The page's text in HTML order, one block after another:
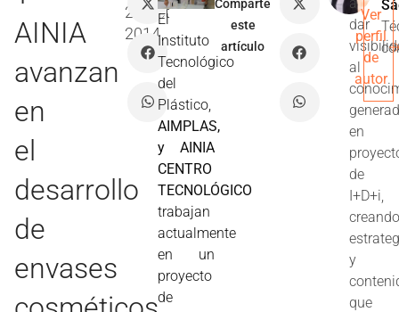
AINIA
avanzan
en
el
desarrollo
de
envases
24 Oct
2014
El
Instituto
Tecnológico
del
Plástico,
AIMPLAS,
y AINIA
CENTRO
TECNOLÓGICO
trabajan
actualmente
en un
proyecto
de
Comparte
este
artículo
dar
al
en
de
I+D+i,
y
que
Ver
perfil
de
autor